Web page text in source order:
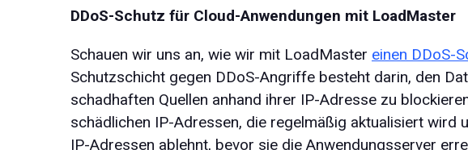
DDoS-Schutz für Cloud-Anwendungen mit LoadMaster
Schauen wir uns an, wie wir mit LoadMaster einen DDoS-
Schutzschicht gegen DDoS-Angriffe besteht darin, den
schadhaften Quellen anhand ihrer IP-Adresse zu
schädlichen IP-Adressen, die regelmäßig aktualisiert wird
IP-Adressen ablehnt, bevor sie die Anwendungsserver